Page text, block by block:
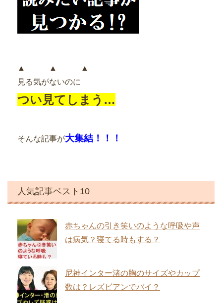
▲ ▲ ▲
見る気がないのに
つい見てしまう…
そんな記事が大集結！！！
人気記事ベスト10
赤ちゃんの引き笑いのような呼吸や声
は病気？寝てる時もする？
尼神インター渚の胸のサイズやカップ
数は？レズビアンでバイ？